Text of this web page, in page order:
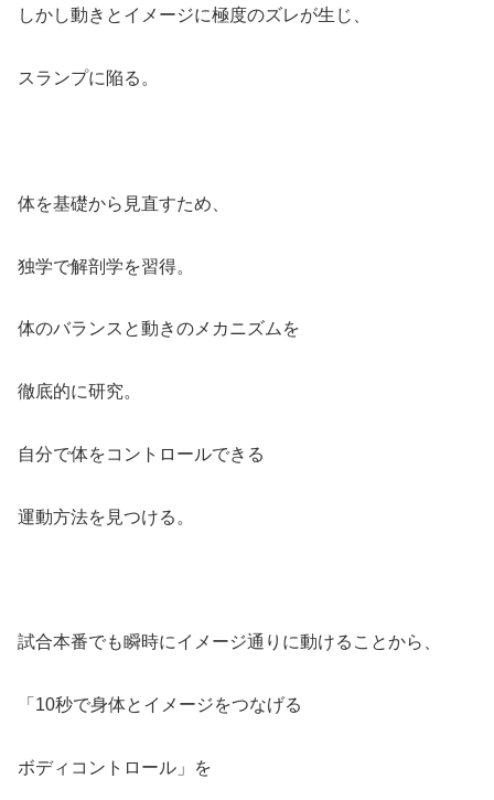
しかし動きとイメージに極度のズレが生じ、
スランプに陥る。
体を基礎から見直すため、
独学で解剖学を習得。
体のバランスと動きのメカニズムを
徹底的に研究。
自分で体をコントロールできる
運動方法を見つける。
試合本番でも瞬時にイメージ通りに動けることから、
「10秒で身体とイメージをつなげる
ボディコントロール」を